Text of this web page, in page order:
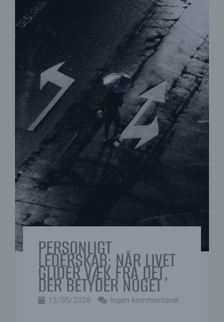
PERSONLIGT
LEDERSKAB: NÅR LIVET
GLIDER VÆK FRA DET,
DER BETYDER NOGET
13/05/2026 Ingen kommentarer